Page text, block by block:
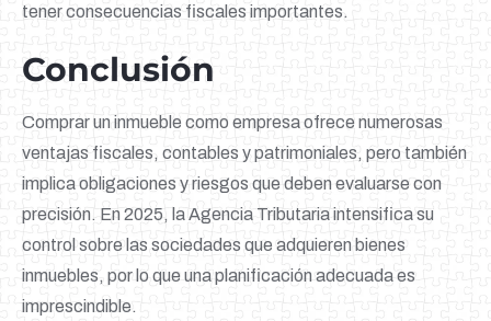
tener consecuencias fiscales importantes.
Conclusión
Comprar un inmueble como empresa ofrece numerosas
ventajas fiscales, contables y patrimoniales, pero también
implica obligaciones y riesgos que deben evaluarse con
precisión. En 2025, la Agencia Tributaria intensifica su
control sobre las sociedades que adquieren bienes
inmuebles, por lo que una planificación adecuada es
imprescindible.